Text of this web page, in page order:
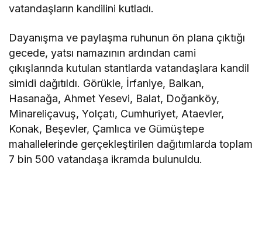
vatandaşların kandilini kutladı.
Dayanışma ve paylaşma ruhunun ön plana çıktığı
gecede, yatsı namazının ardından cami
çıkışlarında kutulan stantlarda vatandaşlara kandil
simidi dağıtıldı. Görükle, İrfaniye, Balkan,
Hasanağa, Ahmet Yesevi, Balat, Doğanköy,
Minareliçavuş, Yolçatı, Cumhuriyet, Ataevler,
Konak, Beşevler, Çamlıca ve Gümüştepe
mahallelerinde gerçekleştirilen dağıtımlarda toplam
7 bin 500 vatandaşa ikramda bulunuldu.